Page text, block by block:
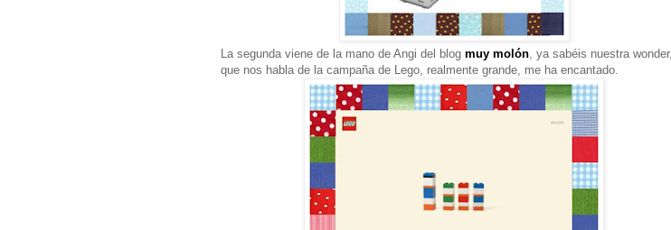
La segunda viene de la mano de Angi del blog muy molón , ya sabéis nuestra wonder,
que nos habla de la campaña de Lego, realmente grande, me ha encantado.